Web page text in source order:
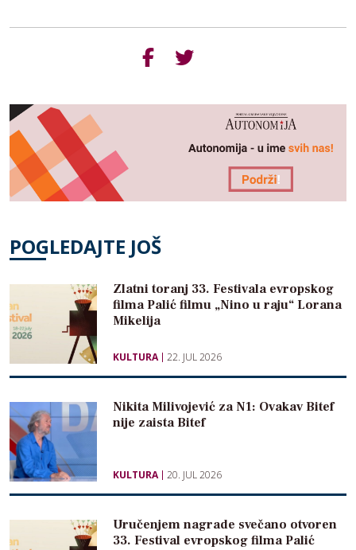
POGLEDAJTE JOŠ
Zlatni toranj 33. Festivala evropskog
filma Palić filmu „Nino u raju“ Lorana
Mikelija
KULTURA 22. JUL 2026
Nikita Milivojević za N1: Ovakav Bitef
nije zaista Bitef
KULTURA 20. JUL 2026
Uručenjem nagrade svečano otvoren
33. Festival evropskog filma Palić